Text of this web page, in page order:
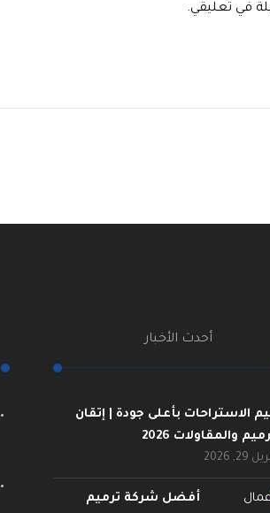
في تعليقي.
أحدث الأخبار
الاستراحات بأعلى جودة | إتقان
والمقاولات 2026
29, 2026
أفضل شركة ترميم